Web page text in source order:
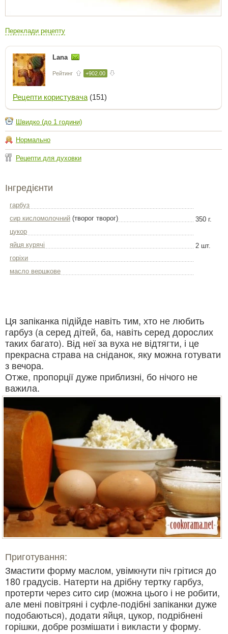
Переклади рецепту
Lana
Рейтинг +902.00
Рецепти користувача (151)
Швидко (до 1 години)
Нормально
Рецепти для духовки
Інгредієнти
гарбуз
сир кисломолочний (творог творог)
350 г.
цукор
яйця курячі
2 шт.
горіхи
масло вершкове
Ця запіканка підійде навіть тим, хто не любить
гарбуз (а серед дітей, ба, навіть серед дорослих
таких багато). Від неї за вуха не відтягти, і це
прекрасна страва на сніданок, яку можна готувати
з вечора.
Отже, пропорції дуже приблизні, бо нічого не
важила.
Приготування:
Змастити форму маслом, увімкнути піч грітися до
180 градусів. Натерти на дрібну тертку гарбуз,
протерти через сито сир (можна цього і не робити,
але мені повітряні і суфле-подібні запіканки дуже
подобаються), додати яйця, цукор, подрібнені
горішки, добре розмішати і викласти у форму.